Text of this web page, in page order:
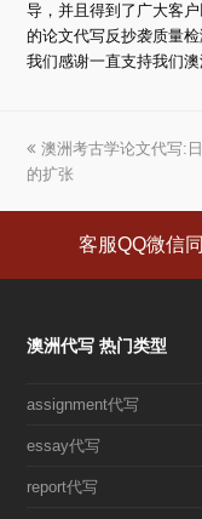
导，并且得到了广大客
的论文代写反抄袭质量
我们感谢一直支持我们
上
一
澳洲考古学论文代写:
的扩张
客服QQ微信
澳洲代写 热门类型
assignment代写
essay代写
report代写